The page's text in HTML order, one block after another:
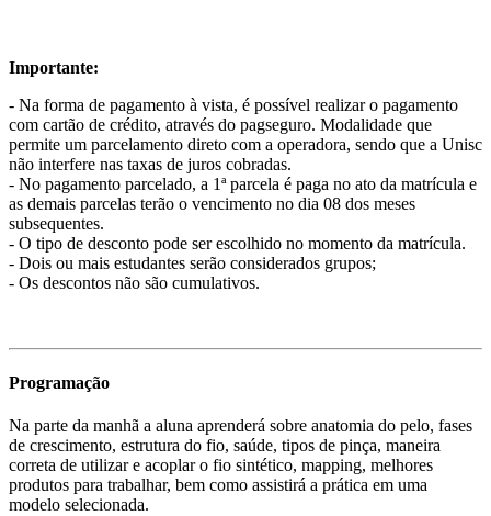
Importante:
- Na forma de pagamento à vista, é possível realizar o pagamento
com cartão de crédito, através do pagseguro. Modalidade que
permite um parcelamento direto com a operadora, sendo que a Unisc
não interfere nas taxas de juros cobradas.
- No pagamento parcelado, a 1ª parcela é paga no ato da matrícula e
as demais parcelas terão o vencimento no dia 08 dos meses
subsequentes.
- O tipo de desconto pode ser escolhido no momento da matrícula.
- Dois ou mais estudantes serão considerados grupos;
- Os descontos não são cumulativos.
Programação
Na parte da manhã a aluna aprenderá sobre anatomia do pelo, fases
de crescimento, estrutura do fio, saúde, tipos de pinça, maneira
correta de utilizar e acoplar o fio sintético, mapping, melhores
produtos para trabalhar, bem como assistirá a prática em uma
modelo selecionada.